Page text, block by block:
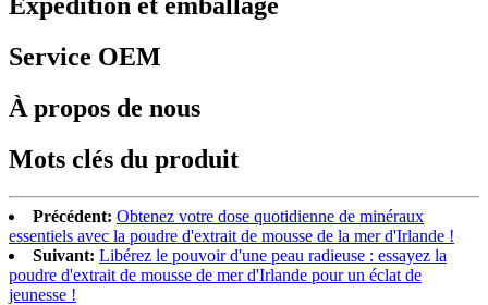
Service OEM
À propos de nous
Mots clés du produit
Précédent: Obtenez votre dose quotidienne de minéraux
essentiels avec la poudre d'extrait de mousse de la mer d'Irlande !
Suivant: Libérez le pouvoir d'une peau radieuse : essayez la
poudre d'extrait de mousse de mer d'Irlande pour un éclat de
jeunesse !